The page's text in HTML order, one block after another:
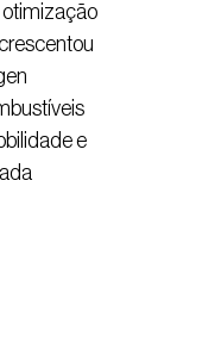
otimização
e